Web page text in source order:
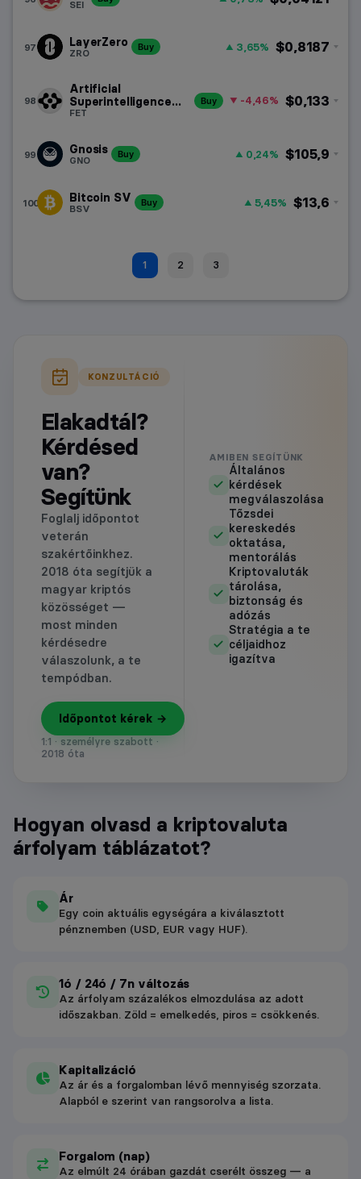
SEI
97 LayerZero
ZRO
Buy $0,8187
3,65%
98
Artificial
Superintelligence
Alliance
FET
Buy $0,133
-4,46%
99 Gnosis
GNO
Buy $105,9
0,24%
100 Bitcoin SV
BSV
Buy $13,6
5,45%
1 2 3
KONZULTÁCIÓ
Elakadtál?
Kérdésed
van?
Segítünk
Foglalj időpontot
veterán
szakértőinkhez.
2018 óta segítjük a
magyar kriptós
közösséget —
most minden
kérdésedre
válaszolunk, a te
tempódban.
AMIBEN SEGÍTÜNK
Általános
kérdések
megválaszolása
Tőzsdei
kereskedés
oktatása,
mentorálás
Kriptovaluták
tárolása,
biztonság és
adózás
Stratégia a te
céljaidhoz
igazítva
Időpontot kérek →
1:1 · személyre szabott ·
2018 óta
Hogyan olvasd a kriptovaluta
árfolyam táblázatot?
Ár
Egy coin aktuális egységára a kiválasztott
pénznemben (USD, EUR vagy HUF).
1ó / 24ó / 7n változás
Az árfolyam százalékos elmozdulása az adott
időszakban. Zöld = emelkedés, piros = csökkenés.
Kapitalizáció
Az ár és a forgalomban lévő mennyiség szorzata.
Alapból e szerint van rangsorolva a lista.
Forgalom (nap)
Az elmúlt 24 órában gazdát cserélt összeg — a